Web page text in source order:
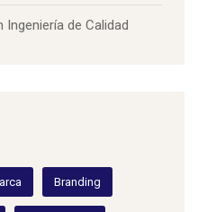
de Calidad
Branding